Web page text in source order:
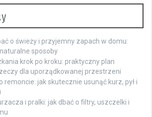
o świeży i przyjemny zapach w domu:
sposoby
krok po kroku: praktyczny plan
dla uporządkowanej przestrzeni
remoncie: jak skutecznie usunąć kurz, pył i
i pralki: jak dbać o filtry, uszczelki i